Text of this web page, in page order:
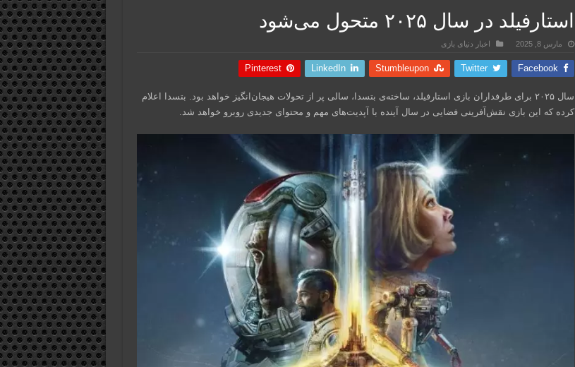
استارفیلد در سال ۲۰۲۵ متحول می‌شود
مارس 8, 2025 اخبار دنیای بازی
Facebook
Twitter
Stumbleupon
LinkedIn
Pinterest
سال ۲۰۲۵ برای طرفداران بازی استارفیلد، ساخته‌ی بتسدا، سالی پر از تحولات هیجان‌انگیز خواهد بود. بتسدا اعلام
کرده که این بازی نقش‌آفرینی فضایی در سال آینده با آپدیت‌های مهم و محتوای جدیدی روبرو خواهد شد.